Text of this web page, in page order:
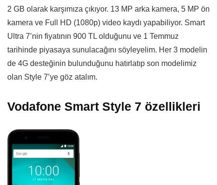
2 GB olarak karşımıza çıkıyor. 13 MP arka kamera, 5 MP ön
kamera ve Full HD (1080p) video kaydı yapabiliyor. Smart
Ultra 7’nin fiyatının 900 TL olduğunu ve 1 Temmuz
tarihinde piyasaya sunulacağını söyleyelim. Her 3 modelin
de 4G desteğinin bulunduğunu hatırlatıp son modelimiz
olan Style 7’ye göz atalım.
Vodafone Smart Style 7 özellikleri